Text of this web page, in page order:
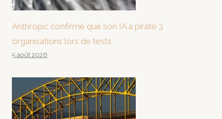
Anthropic confirme que son IA a piraté 3
organisations lors de tests
5 août 2026